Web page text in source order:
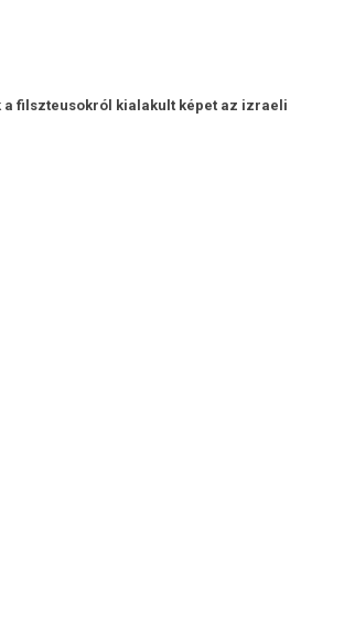
filszteusok­ról kialakult képet az iz­raeli